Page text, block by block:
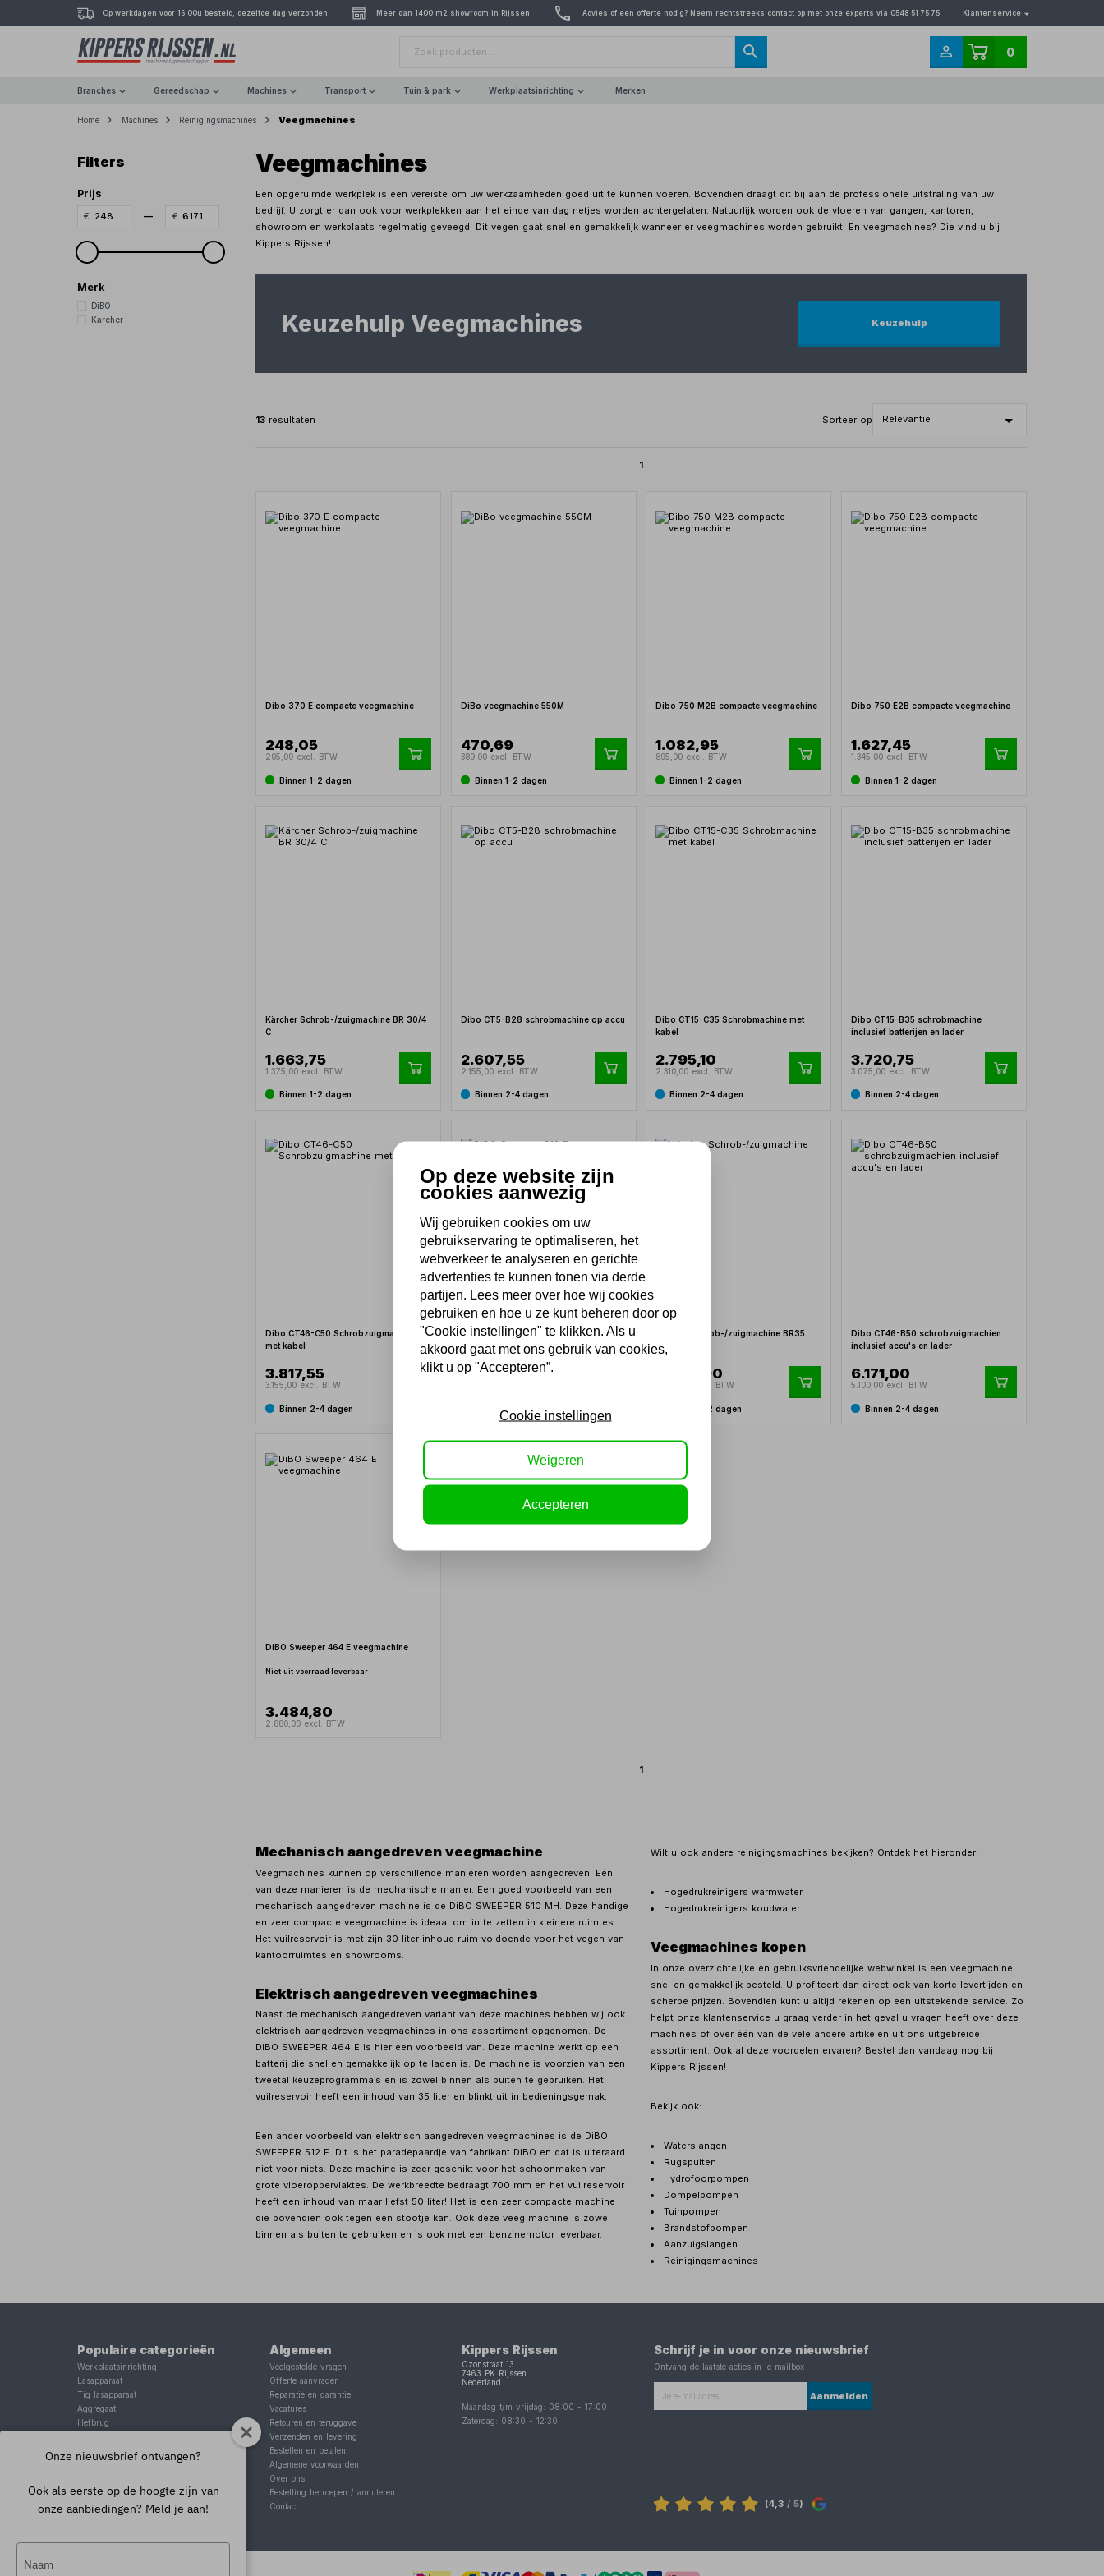
Op werkdagen voor 16.00u besteld, dezelfde dag verzonden Meer dan 1400 m2 showroom in Rijssen Advies of een offerte nodig? Neem rechtstreeks contact op met onze experts via 0548 51 75 75 Klantenservice
0
Branches Gereedschap Machines Transport Tuin & park Werkplaatsinrichting Merken
Home Machines Reinigingsmachines Veegmachines
Filters
Prijs
—
Merk
DiBO
Karcher
Veegmachines
Een opgeruimde werkplek is een vereiste om uw werkzaamheden goed uit te kunnen voeren. Bovendien draagt dit bij aan de professionele uitstraling van uw
bedrijf. U zorgt er dan ook voor werkplekken aan het einde van dag netjes worden achtergelaten. Natuurlijk worden ook de vloeren van gangen, kantoren,
showroom en werkplaats regelmatig geveegd. Dit vegen gaat snel en gemakkelijk wanneer er veegmachines worden gebruikt. En veegmachines? Die vind u bij
Kippers Rijssen!
Keuzehulp Veegmachines Keuzehulp
13 resultaten
1
Sorteer op
Dibo 370 E compacte veegmachine
248,05
205,00 excl. BTW
Binnen 1-2 dagen
DiBo veegmachine 550M
470,69
389,00 excl. BTW
Binnen 1-2 dagen
Dibo 750 M2B compacte veegmachine
1.082,95
895,00 excl. BTW
Binnen 1-2 dagen
Dibo 750 E2B compacte veegmachine
1.627,45
1.345,00 excl. BTW
Binnen 1-2 dagen
Kärcher Schrob-/zuigmachine BR 30/4
C
1.663,75
1.375,00 excl. BTW
Binnen 1-2 dagen
Dibo CT5-B28 schrobmachine op accu
2.607,55
2.155,00 excl. BTW
Binnen 2-4 dagen
Dibo CT15-C35 Schrobmachine met
kabel
2.795,10
2.310,00 excl. BTW
Binnen 2-4 dagen
Dibo CT15-B35 schrobmachine
inclusief batterijen en lader
3.720,75
3.075,00 excl. BTW
Binnen 2-4 dagen
Dibo CT46-C50 Schrobzuigmachine
met kabel
3.817,55
3.155,00 excl. BTW
Binnen 2-4 dagen
DiBO Sweeper 512 E veegmachine
5.342,15
Binnen 2-4 dagen
Kärcher Schrob-/zuigmachine BR35
5.432,90
4.490,00 excl. BTW
Binnen 1-2 dagen
Dibo CT46-B50 schrobzuigmachien
inclusief accu's en lader
6.171,00
5.100,00 excl. BTW
Binnen 2-4 dagen
DiBO Sweeper 464 E veegmachine
Niet uit voorraad leverbaar
3.484,80
2.880,00 excl. BTW
1
Mechanisch aangedreven veegmachine
Veegmachines kunnen op verschillende manieren worden aangedreven. Eén
van deze manieren is de mechanische manier. Een goed voorbeeld van een
mechanisch aangedreven machine is de DiBO SWEEPER 510 MH. Deze handige
en zeer compacte veegmachine is ideaal om in te zetten in kleinere ruimtes.
Het vuilreservoir is met zijn 30 liter inhoud ruim voldoende voor het vegen van
kantoorruimtes en showrooms.
Elektrisch aangedreven veegmachines
Naast de mechanisch aangedreven variant van deze machines hebben wij ook
elektrisch aangedreven veegmachines in ons assortiment opgenomen. De
DiBO SWEEPER 464 E is hier een voorbeeld van. Deze machine werkt op een
batterij die snel en gemakkelijk op te laden is. De machine is voorzien van een
tweetal keuzeprogramma’s en is zowel binnen als buiten te gebruiken. Het
vuilreservoir heeft een inhoud van 35 liter en blinkt uit in bedieningsgemak.
Een ander voorbeeld van elektrisch aangedreven veegmachines is de DiBO
SWEEPER 512 E. Dit is het paradepaardje van fabrikant DiBO en dat is uiteraard
niet voor niets. Deze machine is zeer geschikt voor het schoonmaken van
grote vloeroppervlaktes. De werkbreedte bedraagt 700 mm en het vuilreservoir
heeft een inhoud van maar liefst 50 liter! Het is een zeer compacte machine
die bovendien ook tegen een stootje kan. Ook deze veeg machine is zowel
binnen als buiten te gebruiken en is ook met een benzinemotor leverbaar.
Wilt u ook andere reinigingsmachines bekijken? Ontdek het hieronder:
Hogedrukreinigers warmwater
Hogedrukreinigers koudwater
Veegmachines kopen
In onze overzichtelijke en gebruiksvriendelijke webwinkel is een veegmachine
snel en gemakkelijk besteld. U profiteert dan direct ook van korte levertijden en
scherpe prijzen. Bovendien kunt u altijd rekenen op een uitstekende service. Zo
helpt onze klantenservice u graag verder in het geval u vragen heeft over deze
machines of over één van de vele andere artikelen uit ons uitgebreide
assortiment. Ook al deze voordelen ervaren? Bestel dan vandaag nog bij
Kippers Rijssen!
Bekijk ook:
Waterslangen
Rugspuiten
Hydrofoorpompen
Dompelpompen
Tuinpompen
Brandstofpompen
Aanzuigslangen
Reinigingsmachines
Populaire categorieën
Werkplaatsinrichting
Lasapparaat
Tig lasapparaat
Aggregaat
Hefbrug
Schaarlift
Algemeen
Veelgestelde vragen
Offerte aanvragen
Reparatie en garantie
Vacatures
Retouren en teruggave
Verzenden en levering
Bestellen en betalen
Algemene voorwaarden
Over ons
Bestelling herroepen / annuleren
Contact
Kippers Rijssen
Ozonstraat 13
7463 PK
Rijssen
Nederland
Maandag t/m vrijdag: 08:00 -17:00
Zaterdag: 08:30 -12:30
Schrijf je in voor onze nieuwsbrief
Ontvang de laatste acties in je mailbox
Aanmelden
(4,3 / 5)
Onze nieuwsbrief ontvangen?
Ook als eerste op de hoogte zijn van
onze aanbiedingen? Meld je aan!
Op deze website zijn
cookies aanwezig
Wij gebruiken cookies om uw
gebruikservaring te optimaliseren, het
webverkeer te analyseren en gerichte
advertenties te kunnen tonen via derde
partijen. Lees meer over hoe wij cookies
gebruiken en hoe u ze kunt beheren door op
"Cookie instellingen" te klikken. Als u
akkoord gaat met ons gebruik van cookies,
klikt u op "Accepteren”.
Cookie instellingen
Weigeren
Accepteren